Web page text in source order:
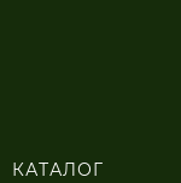
КАТАЛОГ